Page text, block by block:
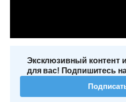
Эксклюзивный контент
для вас! Подпишитесь